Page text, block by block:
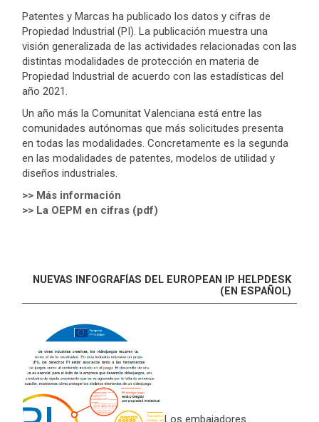
Patentes y Marcas ha publicado los datos y cifras de
Propiedad Industrial (PI). La publicación muestra una
visión generalizada de las actividades relacionadas con las
distintas modalidades de protección en materia de
Propiedad Industrial de acuerdo con las estadísticas del
año 2021.
Un año más la Comunitat Valenciana está entre las
comunidades autónomas que más solicitudes presenta
en todas las modalidades. Concretamente es la segunda
en las modalidades de patentes, modelos de utilidad y
diseños industriales.
>> Más información
>> La OEPM en cifras (pdf)
NUEVAS INFOGRAFÍAS DEL EUROPEAN IP HELPDESK
(EN ESPAÑOL)